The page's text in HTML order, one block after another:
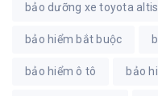
bảo dưỡng xe toyota altis
bảo hiểm bắt buộc
bảo hiểm ô tô bảo